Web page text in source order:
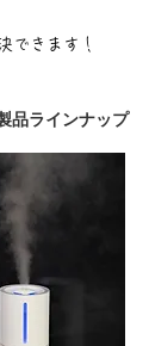
できます！
品ラインナップ